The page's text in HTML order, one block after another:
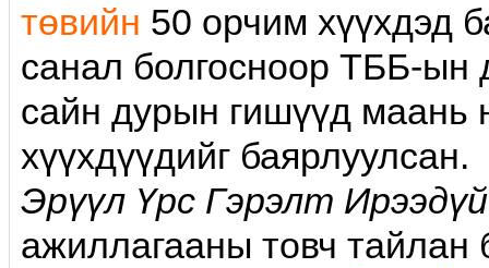
төвийн 50 орчим хүүхдэд
санал болгосноор ТББ-ын
сайн дурын гишүүд маань
хүүхдүүдийг баярлуулсан.
Эрүүл Үрс Гэрэлт Ирээдүй
ажиллагааны товч тайлан